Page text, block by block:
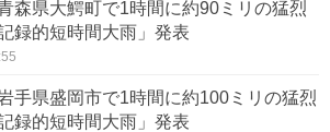
森県大鰐町で1時間に約90ミリの猛烈
録的短時間大雨」発表
手県盛岡市で1時間に約100ミリの猛烈
録的短時間大雨」発表